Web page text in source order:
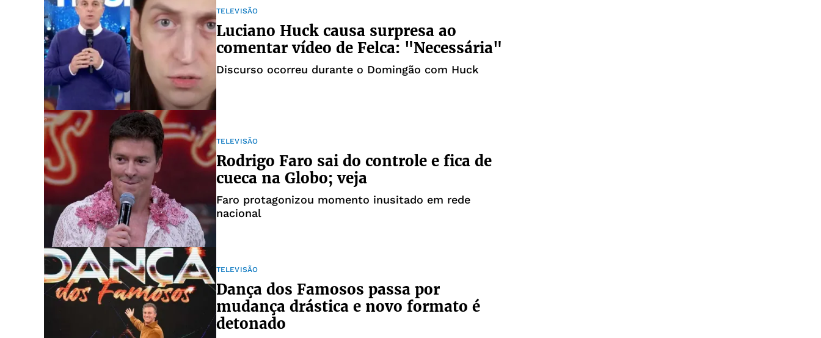
TELEVISÃO
Luciano Huck causa surpresa ao
comentar vídeo de Felca: "Necessária"
Discurso ocorreu durante o Domingão com Huck
TELEVISÃO
Rodrigo Faro sai do controle e fica de
cueca na Globo; veja
Faro protagonizou momento inusitado em rede
nacional
TELEVISÃO
Dança dos Famosos passa por
mudança drástica e novo formato é
detonado